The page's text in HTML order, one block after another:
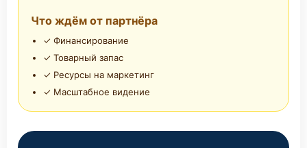
Что ждём от партнёра
✓ Финансирование
✓ Товарный запас
✓ Ресурсы на маркетинг
✓ Масштабное видение